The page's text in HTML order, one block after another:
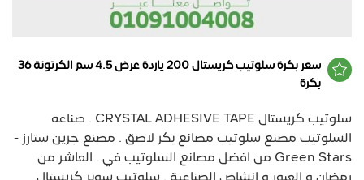
سعر بكرة سلوتيب كريستال 200 ياردة عرض 4.5 سم الكرتونة 36
بكرة
سلوتيب كريستال CRYSTAL ADHESIVE TAPE . صناعه
السلوتيب مصنع سلوتيب مصانع بكر لاصق . مصنع جرين ستارز -
Green Stars من افضل مصانع السلوتيب في . العاشر من